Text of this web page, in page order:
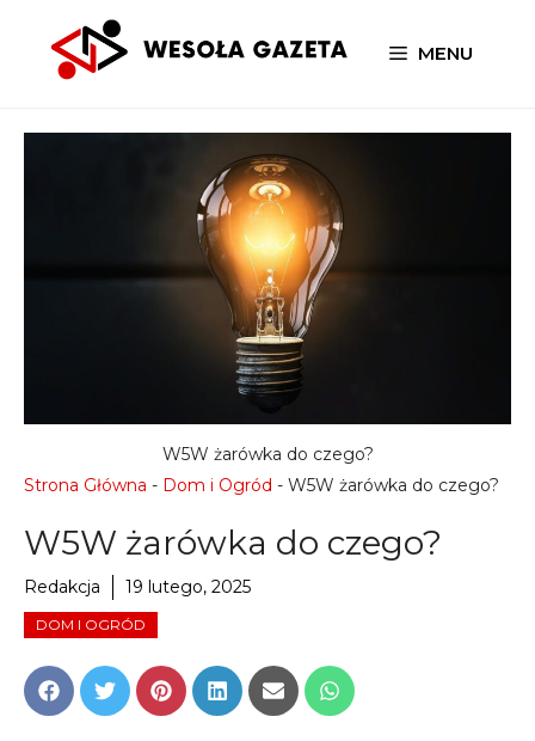
MENU
Strona Główna - Dom i Ogród - W5W żarówka do czego?
W5W żarówka do czego?
Redakcja 19 lutego, 2025
DOM I OGRÓD
Share
on
Share
on
Share
on
Share
on
Share
on
Share
on
W5W żarówka do czego?